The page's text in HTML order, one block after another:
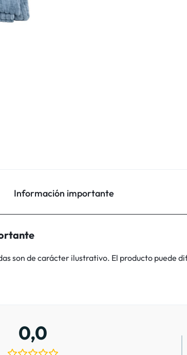
Información importante
son de carácter ilustrativo. El producto puede
0,0